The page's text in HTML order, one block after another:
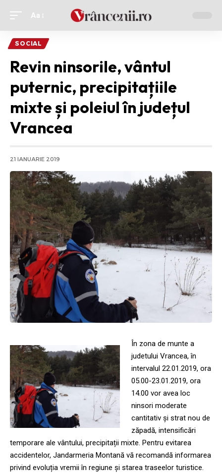
Ajustor
font
Aa
SOCIAL
Revin ninsorile, vântul
puternic, precipitațiile
mixte și poleiul în județul
Vrancea
21 IANUARIE 2019
În zona de munte a
judetului Vrancea, în
intervalul 22.01.2019, ora
05.00-23.01.2019, ora
14.00 vor avea loc
ninsori moderate
cantitativ şi strat nou de
zăpadă, intensificări
temporare ale vântului, precipitații mixte. Pentru evitarea
accidentelor, Jandarmeria Montană vă recomandă informarea
privind evoluția vremii în regiune şi starea traseelor turistice.